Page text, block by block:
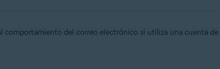
comportamiento del correo electrónico si utiliza una cuenta